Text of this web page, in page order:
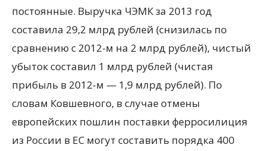
постоянные. Выручка ЧЭМК за 2013 год
составила 29,2 млрд рублей (снизилась по
сравнению с 2012-м на 2 млрд рублей), чистый
убыток составил 1 млрд рублей (чистая
прибыль в 2012-м — 1,9 млрд рублей). По
словам Ковшевного, в случае отмены
европейских пошлин поставки ферросилиция
из России в ЕС могут составить порядка 400